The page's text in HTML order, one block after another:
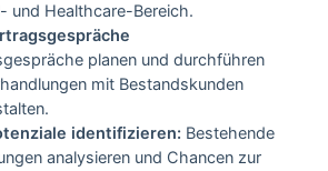
und Healthcare-Bereich.
planen und durchführen
mit Bestandskunden
identifizieren: Bestehende
analysieren und Chancen zur